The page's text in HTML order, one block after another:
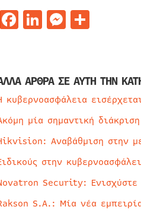
Facebook
LinkedIn
ΑΡΘΡΑ ΣΕ ΑΥΤΗ ΤΗΝ
κυβερνοασφάλεια
μία σημαντική
Αναβάθμιση στην
στην
Security: Ενισχύστε
S.A.: Μία νέα